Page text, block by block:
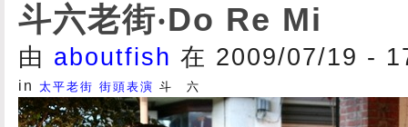
斗六老街‧Do Re Mi
由 aboutfish 在 2009/07/19 -
in 太平老街 街頭表演 斗 六